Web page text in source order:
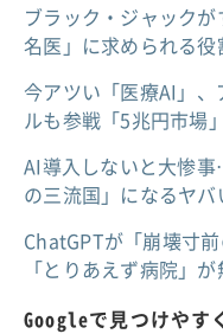
ブラック・ジャック
名医」に求められる役
今アツい「医療AI」
ルも参戦「5兆円市場
AI導入しないと大惨
の三流国」になるヤバ
ChatGPTが「崩壊寸
「とりあえず病院」
Googleで見つけやす